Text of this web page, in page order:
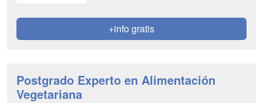
+info gratis
Postgrado Experto en Alimentación
Vegetariana